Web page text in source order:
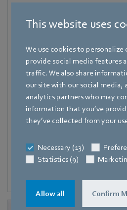
This website uses
We use cookies to
provide social media features
traffic. We also share
our site with our social media,
analytics partners who may
information that you’ve
they’ve collected from your
Necessary (13)
Statistics (9)
Allow all Confirm
Bachmühle 2,74673 Mulfingen,
Telefon
+49 7938 81-97105
Mobile
+49 171 3624067
E-Mail